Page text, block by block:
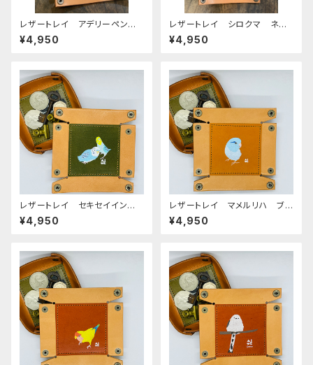
レザートレイ アデリーペンギ
ン ペンギン ネイビー 栃木
レザー
¥4,950
レザートレイ シロクマ ネイ
ビー 栃木レザー
¥4,950
レザートレイ セキセイイン
コ ノーマルブルー & レイン
ボー Green グリーン せき
¥4,950
レザートレイ マメルリハ ブル
ー キャメル Camel 栃木レ
ザー
¥4,950